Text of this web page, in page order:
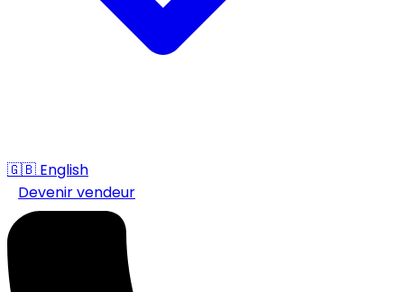
🇬🇧 English
Devenir vendeur